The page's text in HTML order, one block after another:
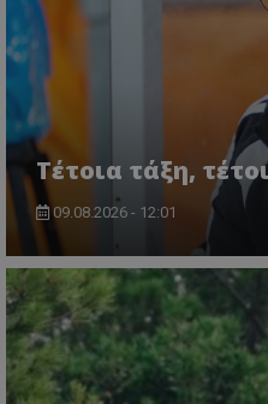
Τέτοια τάξη,
09.08.2026 - 12:01